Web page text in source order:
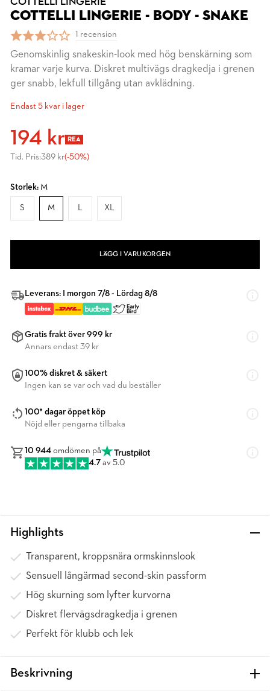
COTTELLI LINGERIE - BODY - SNAKE
1 recension
Genomskinlig snakeskin-look med hög benskärning som
kramar varje kurva. Diskret multivägs dragkedja i grenen
ger snabb, lekfull tillgång utan avklädning.
Endast 5 kvar i lager
194 kr REA
Tid. Pris:389 kr(-50%)
Storlek: M
S M L XL
LÄGG I VARUKORGEN
Leverans: I morgon 7/8 - Lördag 8/8
Gratis frakt över 999 kr
Annars endast 39 kr
100% diskret & säkert
Ingen kan se var och vad du beställer
100* dagar öppet köp
Nöjd eller pengarna tillbaka
10 944 omdömen på
4.7 av 5.0
Highlights
Transparent, kroppsnära ormskinnslook
Sensuell långärmad second-skin passform
Hög skurning som lyfter kurvorna
Diskret flervägsdragkedja i grenen
Perfekt för klubb och lek
Beskrivning